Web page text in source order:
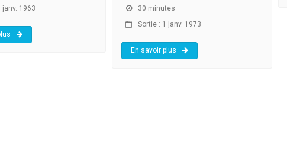
janv. 1963
30 minutes
Sortie : 1 janv. 1973
En savoir plus